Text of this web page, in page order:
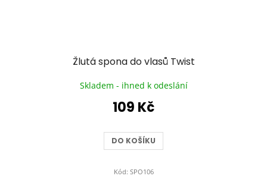
Žlutá spona do vlasů Twist
Skladem - ihned k odeslání
109 Kč
DO KOŠÍKU
Kód: SPO106